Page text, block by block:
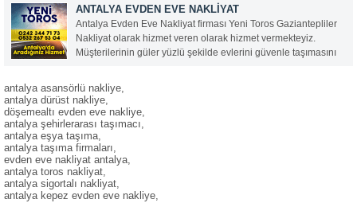
deneyimli ve her gün ev eşyası taşıyan kişilerdir, vasıfsız
ANTALYA EVDEN EVE NAKLIYAT
Antalya Evden Eve Nakliyat firması Yeni Toros Gaziantepliler
Nakliyat olarak hizmet veren olarak hizmet vermekteyiz.
Müşterilerinin güler yüzlü şekilde evlerini güvenle taşımasını
antalya asansörlü nakliye,
antalya dürüst nakliye,
döşemealtı evden eve nakliye,
antalya şehirlerarası taşımacı,
antalya eşya taşıma,
antalya taşıma firmaları,
evden eve nakliyat antalya,
antalya toros nakliyat,
antalya sigortalı nakliyat,
antalya kepez evden eve nakliye,